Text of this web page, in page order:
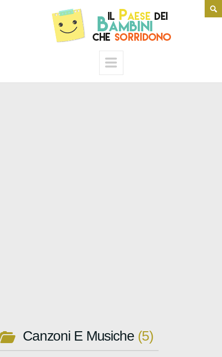
Canzoni E Musiche 5